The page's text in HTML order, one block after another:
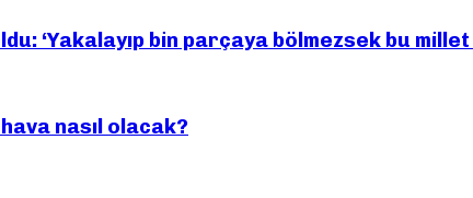
‘Yakalayıp bin parçaya bölmezsek bu
nasıl olacak?